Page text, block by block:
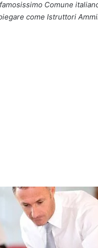
Comune
come Istruttori